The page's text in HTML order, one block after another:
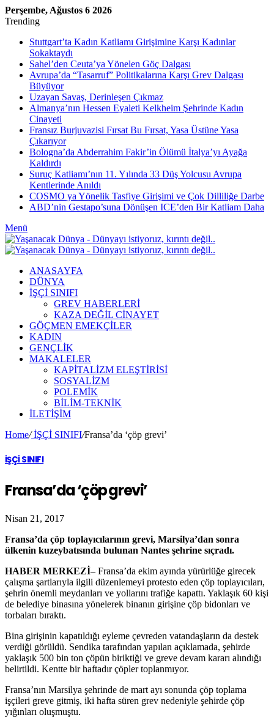
Perşembe, Ağustos 6 2026
Trending
Stuttgart’ta Kadın Katliamı Girişimine Karşı Kadınlar
Sokaktaydı
Sahel’den Ceuta’ya Yönelen Göç Dalgası
Avrupa’da “Tasarruf” Politikalarına Karşı Grev Dalgası
Büyüyor
Uzayan Savaş, Derinleşen Çıkmaz
Almanya’nın Hessen Eyaleti Kelkheim Şehrinde Kadın
Cinayeti
Fransız Burjuvazisi Fırsat Bu Fırsat, Yasa Üstüne Yasa
Çıkarıyor
Bologna’da Abderrahim Fakir’in Ölümü İtalya’yı Ayağa
Kaldırdı
Suruç Katliamı’nın 11. Yılında 33 Düş Yolcusu Avrupa
Kentlerinde Anıldı
COSMO ya Yönelik Tasfiye Girişimi ve Çok Dilliliğe Darbe
ABD’nin Gestapo’suna Dönüşen ICE’den Bir Katliam Daha
Menü
ANASAYFA
DÜNYA
İŞÇİ SINIFI
GREV HABERLERİ
KAZA DEĞİL CİNAYET
GÖÇMEN EMEKÇİLER
KADIN
GENÇLİK
MAKALELER
KAPİTALİZM ELEŞTİRİSİ
SOSYALİZM
POLEMİK
BİLİM-TEKNİK
ILETIŞIM
Home/İŞÇİ SINIFI/Fransa’da ‘çöp grevi’
İŞÇİ SINIFI
Fransa’da ‘çöp grevi’
Nisan 21, 2017
Fransa’da çöp toplayıcılarının grevi, Marsilya’dan sonra
ülkenin kuzeybatısında bulunan Nantes şehrine sıçradı.
HABER MERKEZİ– Fransa’da ekim ayında yürürlüğe girecek
çalışma şartlarıyla ilgili düzenlemeyi protesto eden çöp toplayıcıları,
şehrin önemli meydanları ve yollarını trafiğe kapattı. Yaklaşık 60 kişi
de belediye binasına yönelerek binanın girişine çöp bidonları ve
torbaları bıraktı.
Bina girişinin kapatıldığı eyleme çevreden vatandaşların da destek
verdiği görüldü. Sendika tarafından yapılan açıklamada, şehirde
yaklaşık 500 bin ton çöpün biriktiği ve greve devam kararı alındığı
belirtildi. Kentte bir haftadır çöpler toplanmıyor.
Fransa’nın Marsilya şehrinde de mart ayı sonunda çöp toplama
işçileri greve gitmiş, iki hafta süren grev nedeniyle şehirde çöp
yığınları oluşmuştu.